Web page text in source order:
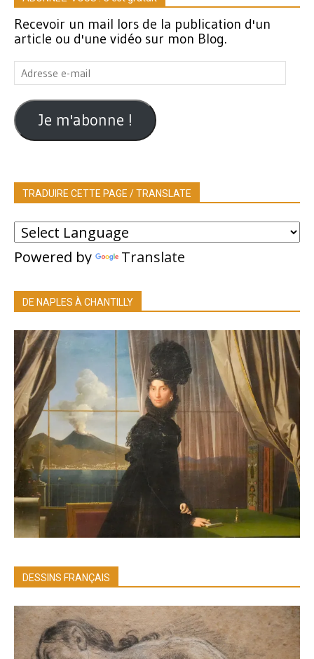
Recevoir un mail lors de la publication d'un
article ou d'une vidéo sur mon Blog.
Adresse
e-
mail
Je m'abonne !
TRADUIRE CETTE PAGE / TRANSLATE
Powered by Translate
DE NAPLES À CHANTILLY
DESSINS FRANÇAIS